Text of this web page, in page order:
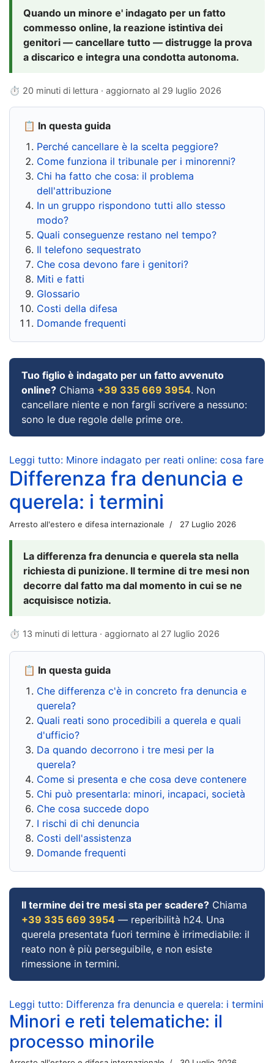
Quando un minore e' indagato per un fatto
commesso online, la reazione istintiva dei
genitori — cancellare tutto — distrugge la prova
a discarico e integra una condotta autonoma.
⏱ 20 minuti di lettura · aggiornato al 29 luglio 2026
📋 In questa guida
Perché cancellare è la scelta peggiore?
Come funziona il tribunale per i minorenni?
Chi ha fatto che cosa: il problema
dell'attribuzione
In un gruppo rispondono tutti allo stesso
modo?
Quali conseguenze restano nel tempo?
Il telefono sequestrato
Che cosa devono fare i genitori?
Miti e fatti
Glossario
Costi della difesa
Domande frequenti
Tuo figlio è indagato per un fatto avvenuto
online? Chiama +39 335 669 3954. Non
cancellare niente e non fargli scrivere a nessuno:
sono le due regole delle prime ore.
Leggi tutto: Minore indagato per reati online: cosa fare
Differenza fra denuncia e
querela: i termini
Arresto all'estero e difesa internazionale 27 Luglio 2026
La differenza fra denuncia e querela sta nella
richiesta di punizione. Il termine di tre mesi non
decorre dal fatto ma dal momento in cui se ne
acquisisce notizia.
⏱ 13 minuti di lettura · aggiornato al 27 luglio 2026
📋 In questa guida
Che differenza c'è in concreto fra denuncia e
querela?
Quali reati sono procedibili a querela e quali
d'ufficio?
Da quando decorrono i tre mesi per la
querela?
Come si presenta e che cosa deve contenere
Chi può presentarla: minori, incapaci, società
Che cosa succede dopo
I rischi di chi denuncia
Costi dell'assistenza
Domande frequenti
Il termine dei tre mesi sta per scadere? Chiama
+39 335 669 3954 — reperibilità h24. Una
querela presentata fuori termine è irrimediabile: il
reato non è più perseguibile, e non esiste
rimessione in termini.
Leggi tutto: Differenza fra denuncia e querela: i termini
Minori e reti telematiche: il
processo minorile